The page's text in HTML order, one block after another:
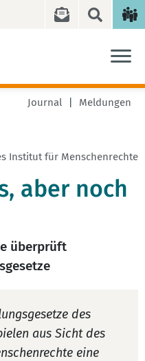
Journal Meldungen
Institut für Menschenrechte
aber noch
überprüft
des
aus Sicht des
eine